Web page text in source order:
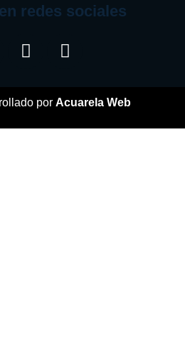
redes sociales
por Acuarela Web